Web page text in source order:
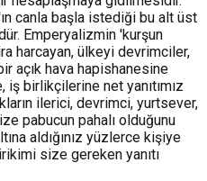
canla başla istediği bu alt üst
Emperyalizmin 'kurşun
harcayan, ülkeyi devrimciler,
açık hava hapishanesine
birlikçilerine net yanıtımız
ilerici, devrimci, yurtsever,
pabucun pahalı olduğunu
aldığınız yüzlerce kişiye
size gereken yanıtı